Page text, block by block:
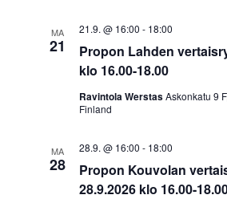
MA
21
Propon Lahden
klo 16.00-18.00
21.9. @ 16:00 - 18:00
Ravintola WerstasAskonkatu 9
Finland
MA
28
Propon Kouvolan
28.9.2026 klo 16.00-
28.9. @ 16:00 - 18:00